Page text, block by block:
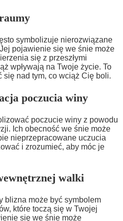
symbolizuje nierozwiązane
pojawienie się we śnie może
się z przeszłymi
wpływają na Twoje życie. To
się nad tym, co wciąż Cię boli.
poczucia winy
poczucie winy z powodu
Ich obecność we śnie może
nieprzepracowane uczucia
i zrozumieć, aby móc je
walki
blizna może być symbolem
które toczą się w Twojej
się we śnie może